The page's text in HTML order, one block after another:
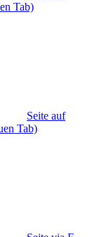
Tab)
Seite auf
Tab)